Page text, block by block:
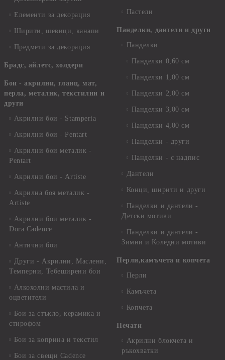
Елементи за декорация
Ширити, шевици, канапи
Предмети за декорация
Брадс, айлетс, холдери
Бои - акрилни, гланц, мат,
перла, металик, текстилни и
други
Акрилни бои - Stamperia
Акрилни бои - Pentart
Акрилни бои металик -
Pentart
Акрилни бои - Artiste
Акрилна боя металик -
Artiste
Акрилни бои металик -
Dora Cadence
Антични бои
Други - Акрилни, Маслени,
Темперни, Тебеширени бои
Алкохолни мастила и
оцветители
Бои за стъкло, керамика и
стирофом
Бои за коприна и текстил
Бои за свещи Cadence
Пастели
Панделки, дантели и други
Панделки
Панделки 0,60 см
Панделки 1,00 см
Панделки 2,00 см
Панделки 3,00 см
Панделки 4,00 см
Панделки - други
Панделки - с надпис
Дантели
Конци, ширити и други
Панделки и дантели -
Детски мотиви
Панделки и дантели -
Зимни и Коледни мотиви
Перли,камъчета и копчета
Перли
Камъчета
Копчета
Печати
Акрилни блокчета и
ръкохватки